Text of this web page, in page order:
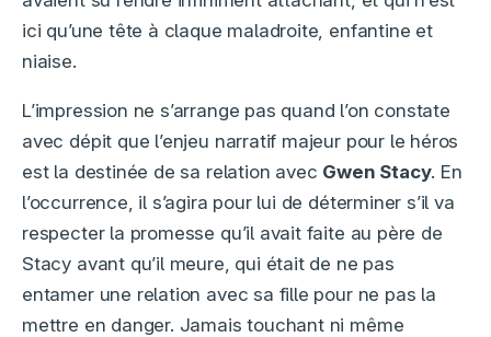
ici qu’une tête à claque maladroite, enfantine et
niaise.
L’impression ne s’arrange pas quand l’on constate
avec dépit que l’enjeu narratif majeur pour le héros
est la destinée de sa relation avec Gwen Stacy. En
l’occurrence, il s’agira pour lui de déterminer s’il va
respecter la promesse qu’il avait faite au père de
Stacy avant qu’il meure, qui était de ne pas
entamer une relation avec sa fille pour ne pas la
mettre en danger. Jamais touchant ni même